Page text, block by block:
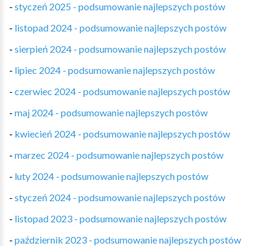
- styczeń 2025 - podsumowanie najlepszych postów
- listopad 2024 - podsumowanie najlepszych postów
- sierpień 2024 - podsumowanie najlepszych postów
- lipiec 2024 - podsumowanie najlepszych postów
- czerwiec 2024 - podsumowanie najlepszych postów
- maj 2024 - podsumowanie najlepszych postów
- kwiecień 2024 - podsumowanie najlepszych postów
- marzec 2024 - podsumowanie najlepszych postów
- luty 2024 - podsumowanie najlepszych postów
- styczeń 2024 - podsumowanie najlepszych postów
- listopad 2023 - podsumowanie najlepszych postów
- październik 2023 - podsumowanie najlepszych postów